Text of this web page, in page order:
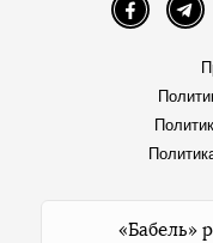
Facebook
«Бабель»